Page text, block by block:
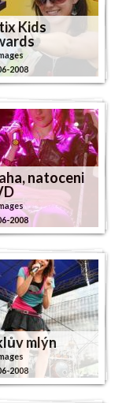
Kids
2008
natoceni
2008
mlýn
2008